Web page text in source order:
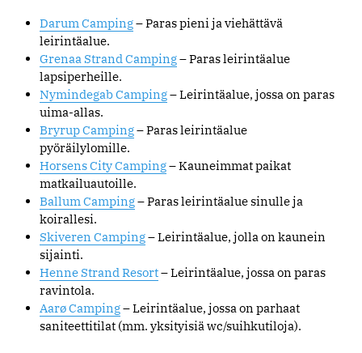
Darum Camping– Paras pieni ja viehättävä
leirintäalue.
Grenaa Strand Camping– Paras leirintäalue
lapsiperheille.
Nymindegab Camping– Leirintäalue, jossa on paras
uima-allas.
Bryrup Camping– Paras leirintäalue
pyöräilylomille.
Horsens City Camping–Kauneimmat paikat
matkailuautoille.
Ballum Camping– Paras leirintäalue sinulle ja
koirallesi.
Skiveren Camping– Leirintäalue, jolla on kaunein
sijainti.
Henne Strand Resort– Leirintäalue, jossa on paras
ravintola.
Aarø Camping– Leirintäalue, jossa on parhaat
saniteettitilat (mm. yksityisiä wc/suihkutiloja).